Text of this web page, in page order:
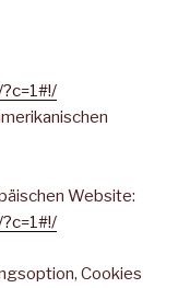
Website:
Cookies